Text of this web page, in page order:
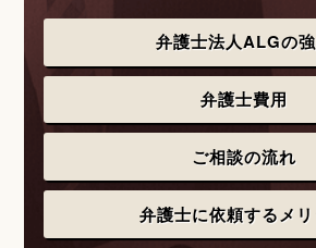
弁護士法人ALGの
弁護士費用
ご相談の流れ
弁護士に依頼するメリ